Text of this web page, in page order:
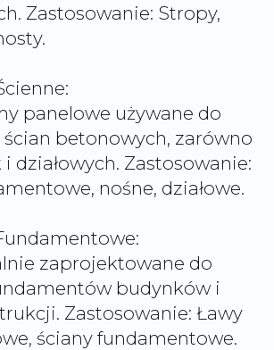
Zastosowanie: Stropy,
panelowe używane do
betonowych, zarówno
działowych. Zastosowanie:
nośne, działowe.
zaprojektowane do
budynków i
Zastosowanie: Ławy
ściany fundamentowe.